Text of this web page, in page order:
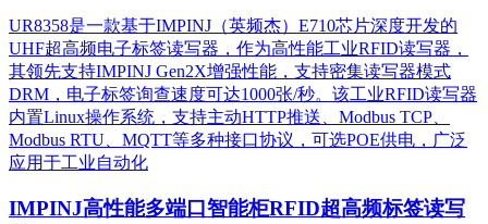
UR8358是一款基于IMPINJ（英频杰）E710芯片深度开发的
UHF超高频电子标签读写器，作为高性能工业RFID读写器，
其领先支持IMPINJ Gen2X增强性能，支持密集读写器模式
DRM，电子标签询查速度可达1000张/秒。该工业RFID读写器
内置Linux操作系统，支持主动HTTP推送、Modbus TCP、
Modbus RTU、MQTT等多种接口协议，可选POE供电，广泛
应用于工业自动化
IMPINJ高性能多端口智能柜RFID超高频标签读写